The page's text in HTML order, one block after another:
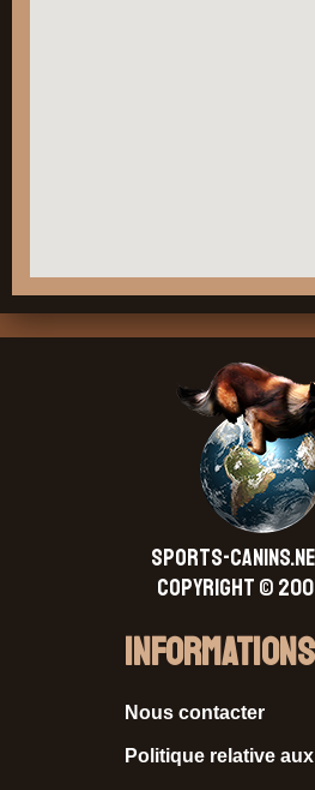
SPORTS-
Copyright ©
Nous contacter
Politique relative